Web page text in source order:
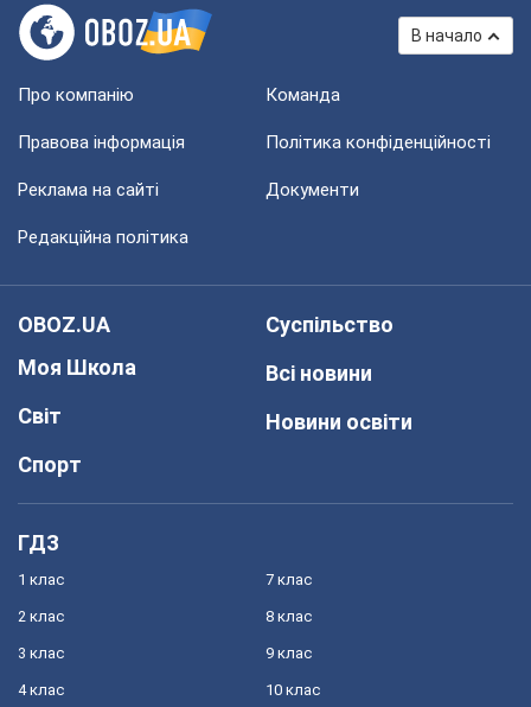
В начало
Про компанію Команда
Правова інформація Політика конфіденційності
Реклама на сайті Документи
Редакційна політика
OBOZ.UA
Моя Школа
Світ
Спорт
Суспільство
Всі новини
Новини освіти
ГДЗ
1 клас
2 клас
3 клас
4 клас
7 клас
8 клас
9 клас
10 клас